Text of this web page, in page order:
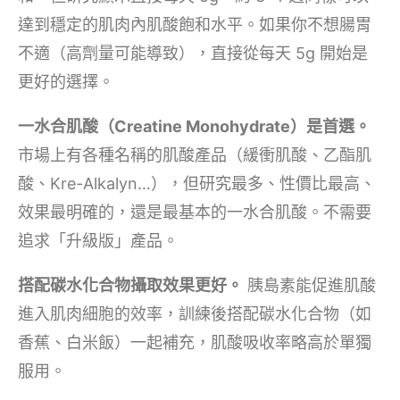
達到穩定的肌肉內肌酸飽和水平。如果你不想腸胃
不適（高劑量可能導致），直接從每天 5g 開始是
更好的選擇。
一水合肌酸（Creatine Monohydrate）是首選。
市場上有各種名稱的肌酸產品（緩衝肌酸、乙酯肌
酸、Kre-Alkalyn…），但研究最多、性價比最高、
效果最明確的，還是最基本的一水合肌酸。不需要
追求「升級版」產品。
搭配碳水化合物攝取效果更好。 胰島素能促進肌酸
進入肌肉細胞的效率，訓練後搭配碳水化合物（如
香蕉、白米飯）一起補充，肌酸吸收率略高於單獨
服用。